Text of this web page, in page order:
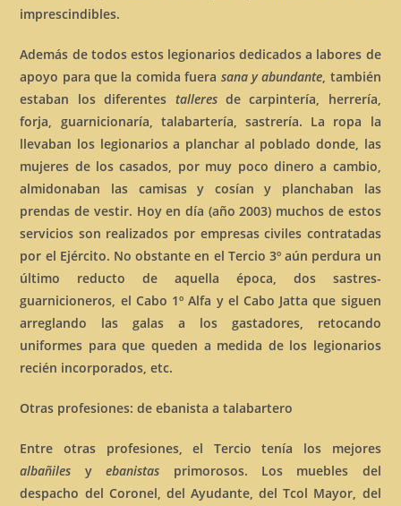
imprescindibles.
Además de todos estos legionarios dedicados a labores de
apoyo para que la comida fuera sana y abundante, también
estaban los diferentes talleresde carpintería, herrería,
forja, guarnicionaría, talabartería, sastrería. La ropa la
llevaban los legionarios a planchar al poblado donde, las
mujeres de los casados, por muy poco dinero a cambio,
almidonaban las camisas y cosían y planchaban las
prendas de vestir. Hoy en día (año 2003) muchos de estos
servicios son realizados por empresas civiles contratadas
por el Ejército. No obstante en el Tercio 3º aún perdura un
último reducto de aquella época, dos sastres-
guarnicioneros, el Cabo 1º Alfa y el Cabo Jatta que siguen
arreglando las galas a los gastadores, retocando
uniformes para que queden a medida de los legionarios
recién incorporados, etc.
Otras profesiones: de ebanista a talabartero
Entre otras profesiones, el Tercio tenía los mejores
albañiles yebanistas primorosos. Los muebles del
despacho del Coronel, del Ayudante, del Tcol Mayor, del